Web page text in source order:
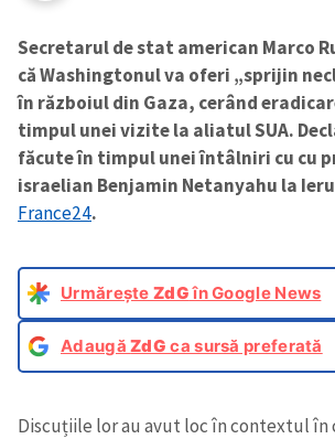
Secretarul de stat american Marco
că Washingtonul va oferi „sprijin
în războiul din Gaza, cerând
timpul unei vizite la aliatul SUA.
făcute în timpul unei întâlniri cu cu
israelian Benjamin Netanyahu la
France24.
Urmărește ZdGîn Google News
AdaugăZdG ca sursă preferată
Discuțiile lor au avut loc în contextul în